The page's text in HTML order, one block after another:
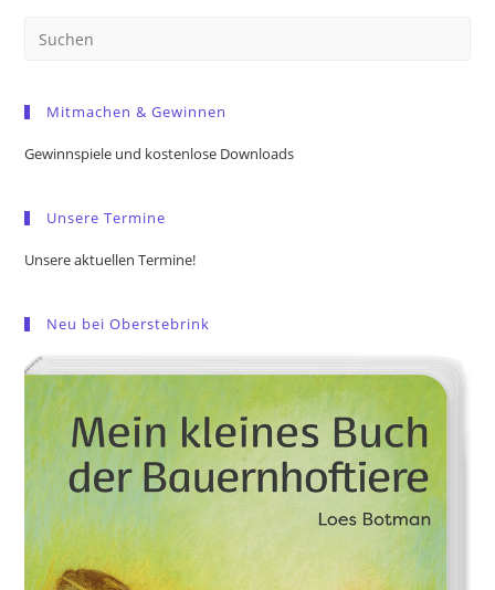
Mitmachen & Gewinnen
Gewinnspiele und kostenlose Downloads
Unsere Termine
Unsere aktuellen Termine!
Neu bei Oberstebrink